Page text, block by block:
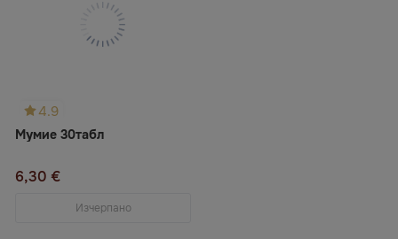
4.9
Мумие 30табл
6,30 €
Изчерпано